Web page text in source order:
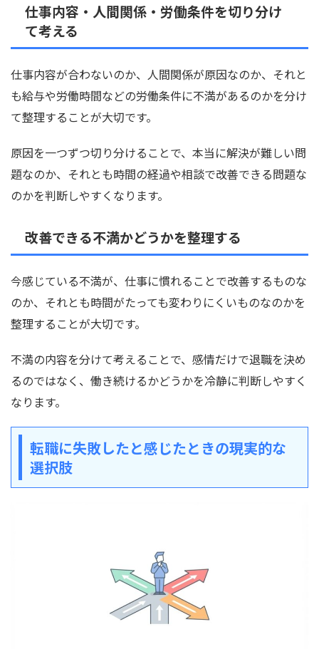
仕事内容・人間関係・労働条件を切り分け
て考える
仕事内容が合わないのか、人間関係が原因なのか、それと
も給与や労働時間などの労働条件に不満があるのかを分け
て整理することが大切です。
原因を一つずつ切り分けることで、本当に解決が難しい問
題なのか、それとも時間の経過や相談で改善できる問題な
のかを判断しやすくなります。
改善できる不満かどうかを整理する
今感じている不満が、仕事に慣れることで改善するものな
のか、それとも時間がたっても変わりにくいものなのかを
整理することが大切です。
不満の内容を分けて考えることで、感情だけで退職を決め
るのではなく、働き続けるかどうかを冷静に判断しやすく
なります。
転職に失敗したと感じたときの現実的な
選択肢